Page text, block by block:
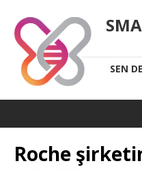
SEN
Roche